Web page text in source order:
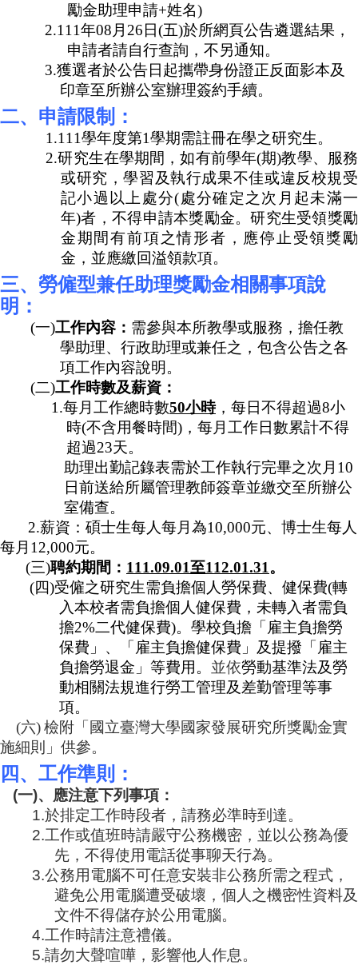
所
勵金助理申請+姓名)
2.111年08 月 26日(五)於所網頁公告遴選結果，
申請者請自行查詢，不另通知。
3.獲選者於公告日起攜帶身份證正反面影本及
印章至所辦公室辦理簽約手續。
二、申請限制：
1.111學年度第1學期需註冊在學之研究生。
2.研究生在學期間，如有前學年(期)教學、服務
或研究，學習及執行成果不佳或違反校規受
記小過以上處分(處分確定之次月起未滿一
年)者，不得申請本獎勵金。研究生受領獎勵
金期間有前項之情形者，應停止受領獎勵
金，並應繳回溢領款項。
三、勞僱型兼任助理獎勵金相關事項說
明：
(一)工作內容： 需參與本所教學或服務，擔任教
學助理、行政助理或兼任之，包含公告之各
項工作內容說明。
(二)工作時數及薪資：
1.每月工作總時數50小時，每日不得超過8小
時(不含用餐時間)，每月工作日數累計不得
超過23天。
助理出勤記錄表需於工作執行完畢之次月 10
日前送給所屬管理教師簽章並繳交至所辦公
室備查。
2.薪資：碩士生每人每月為10,000元、博士生每人
每月 12,000元。
(三)聘約期間： 111.09.01至112.01.31 。
(四)受僱之研究生需負擔個人勞保費、健保費(轉
入本校者需負擔個人健保費，未轉入者需負
擔2%二代健保費)。學校負擔「雇主負擔勞
保費」、「雇主負擔健保費」及提撥「雇主
負擔勞退金」等費用。 並依勞動基準法及勞
動相關法規進行勞工管理及差勤管理等事
項。
(六)檢附「國立臺灣大學國家發展研究所獎勵金實
施細則」供參。
四、工作準則：
(一)、應注意下列事項：
1.於排定工作時段者，請務必準時到達。
2.工作或值班時請嚴守公務機密，並以公務為優
先，不得使用電話從事聊天行為。
3.公務用電腦不可任意安裝非公務所需之程式，
避免公用電腦遭受破壞，個人之機密性資料及
文件不得儲存於公用電腦。
4.工作時請注意禮儀。
5.請勿大聲喧嘩，影響他人作息。